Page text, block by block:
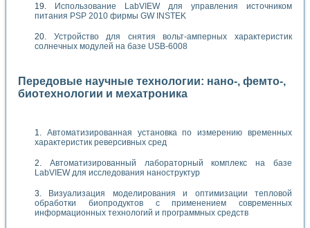
Использование LabVIEW для управления источником
питания PSP 2010 фирмы GW INSTEK
Устройство для снятия вольт-амперных характеристик
солнечных модулей на базе USB-6008
Передовые научные технологии: нано-, фемто-,
биотехнологии и мехатроника
Автоматизированная установка по измерению временных
характеристик реверсивных сред
Автоматизированный лабораторный комплекс на базе
LabVIEW для исследования наноструктур
Визуализация моделирования и оптимизации тепловой
обработки биопродуктов с применением современных
информационных технологий и программных средств